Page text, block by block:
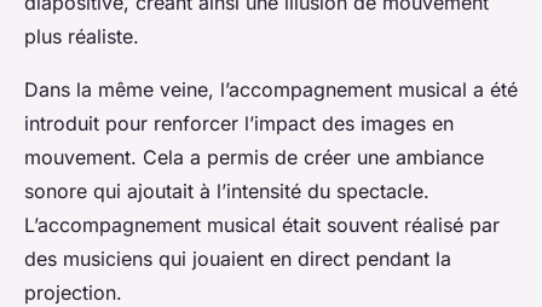
plus réaliste.
Dans la même veine, l’accompagnement musical a été
introduit pour renforcer l’impact des images en
mouvement. Cela a permis de créer une ambiance
sonore qui ajoutait à l’intensité du spectacle.
L’accompagnement musical était souvent réalisé par
des musiciens qui jouaient en direct pendant la
projection.